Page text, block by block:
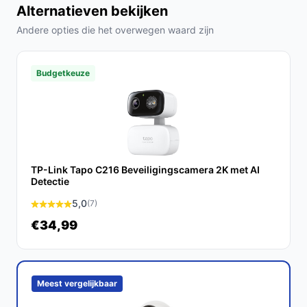
een hoge helderheid en detail, cruciaal voor het
herkennen van gezichten en kentekens.
Pan & Tilt functie:Hiermee kun je de camera
juiste zicht hebt, zelfs op afstand.
Veelgestelde vragen
Hoe lang gaat dit product mee?
De EZVIZ H9C is ontworpen voor een lange levensduur,
met een levensverwachting van minimaal 5 jaar bij
normaal gebruik.
Is dit geschikt voor buitengebruik?
Zeker! De H9C is speciaal ontworpen voor
buitengebruik en is weerbestendig, waardoor hij
bestand is tegen verschillende weersomstandigheden.
Alternatieven bekijken
Andere opties die het overwegen waard zijn
Budgetkeuze
TP-Link Tapo C216 Beveiligingscamera 2K met AI
Detectie
5,0(7)
€34,99
Meest vergelijkbaar